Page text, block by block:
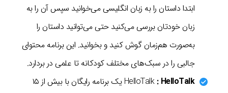
ابتدا داستان را به زبان انگلیسی می‌خوانید سپس آن را به
زبان خودتان بررسی می‌کنید حتی می‌توانید داستان را
به‌صورت هم‌زمان گوش کنید و بخوانید. این برنامه محتوای
جالبی را در سبک‌های مختلف کودکانه تا علمی در بردارد.
HelloTalk: HelloTalk
یک برنامه رایگان با بیش از ۱۵